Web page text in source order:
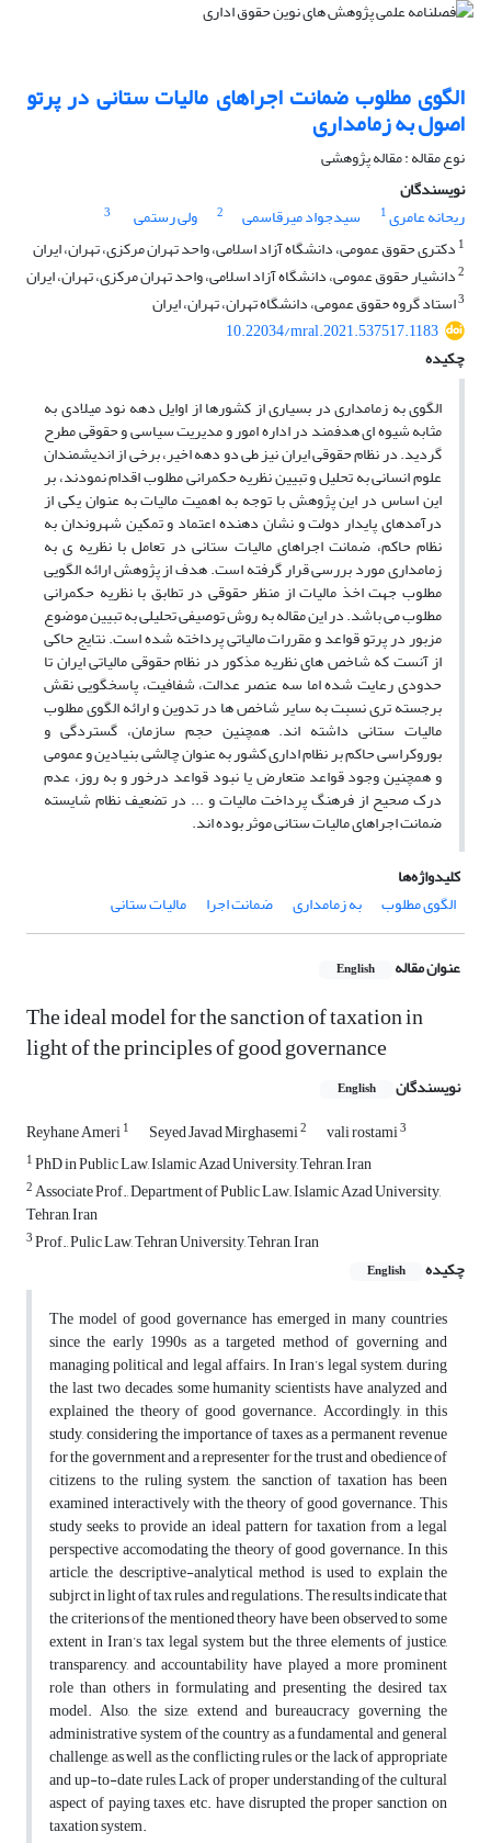
الگوی مطلوب ضمانت اجراهای مالیات ستانی در پرتو
اصول به زمامداری
نوع مقاله : مقاله پژوهشی
نویسندگان
ریحانه عامری1 سیدجواد میرقاسمی 2 ولی رستمی
3
1 دکتری حقوق عمومی، دانشگاه آزاد اسلامی، واحد تهران مرکزی، تهران، ایران
2دانشیار حقوق عمومی، دانشگاه آزاد اسلامی، واحد تهران مرکزی، تهران، ایران
3استاد گروه حقوق عمومی، دانشگاه تهران، تهران، ایران
10.22034/mral.2021.537517.1183
چکیده
الگوی به زمامداری در بسیاری از کشورها از اوایل دهه نود میلادی به
مثابه شیوه ای هدفمند در اداره امور و مدیریت سیاسی و حقوقی مطرح
گردید. در نظام حقوقی ایران نیز طی دو دهه اخیر، برخی از اندیشمندان
علوم انسانی به تحلیل و تبیین نظریه حکمرانی مطلوب اقدام نمودند، بر
این اساس در این پژوهش با توجه به اهمیت مالیات به عنوان یکی از
درآمدهای پایدار دولت و نشان دهنده اعتماد و تمکین شهروندان به
نظام حاکم، ضمانت اجراهای مالیات ستانی در تعامل با نظریه ی به
زمامداری مورد بررسی قرار گرفته است. هدف از پژوهش ارائه الگویی
مطلوب جهت اخذ مالیات از منظر حقوقی در تطابق با نظریه حکمرانی
مطلوب می باشد. در این مقاله به روش توصیفی تحلیلی به تبیین موضوع
مزبور در پرتو قواعد و مقررات مالیاتی پرداخته شده است. نتایج حاکی
از آنست که شاخص های نظریه مذکور در نظام حقوقی مالیاتی ایران تا
حدودی رعایت شده اما سه عنصر عدالت، شفافیت، پاسخگویی نقش
برجسته تری نسبت به سایر شاخص ها در تدوین و ارائه الگوی مطلوب
مالیات ستانی داشته اند. همچنین حجم سازمان، گستردگی و
بوروکراسی حاکم بر نظام اداری کشور به عنوان چالشی بنیادین و عمومی
و همچنین وجود قواعد متعارض یا نبود قواعد درخور و به روز، عدم
درک صحیح از فرهنگ پرداخت مالیات و ... در تضعیف نظام شایسته
ضمانت اجراهای مالیات ستانی موثر بوده اند.
کلیدواژه‌ها
الگوی مطلوب
به زمامداری ضمانت اجرا مالیات ستانی
عنوان مقاله English
The ideal model for the sanction of taxation in
light of the principles of good governance
نویسندگان English
Reyhane Ameri1 Seyed Javad Mirghasemi2 vali rostami3
1PhD in Public Law, Islamic Azad University, Tehran, Iran
2Associate Prof., Department of Public Law,, Islamic Azad University,
Tehran, Iran
3Prof., Pulic Law, Tehran University, Tehran, Iran
چکیده
English
The model of good governance has emerged in many countries
since the early 1990s as a targeted method of governing and
managing political and legal affairs.In Iran’s legal system, during
the last two decades, some humanity scientists have analyzed and
explained the theory of good governance. Accordingly, in this
study, considering the importance of taxes as a permanent revenue
for the government and a representer for the trust and obedience of
citizens to the ruling system, the sanction of taxation has been
examined interactively with the theory of good governance. This
study seeks to provide an ideal pattern for taxation from a legal
perspective accomodating the theory of good governance.In this
article, the descriptive-analytical method is used to explain the
subjrct in light of tax rules and regulations.The results indicate that
the criterions of the mentioned theory have been observed to some
extent in Iran’s tax legal systembut the three elements of justice,
transparency, and accountability have played a more prominent
role than others in formulating and presenting the desired tax
model. Also, the size, extend and bureaucracy governing the
administrative system of the country as a fundamental and general
challenge, as well as the conflicting rules or the lack of appropriate
and up-to-date rules,Lack of proper understanding of the cultural
aspect of paying taxes, etc. have disrupted the proper sanction on
taxation system.